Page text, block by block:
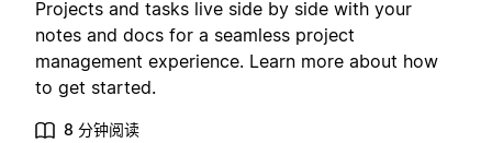
Projects and tasks live side by side with your
notes and docs for a seamless project
management experience. Learn more about how
to get started.
8 分钟阅读